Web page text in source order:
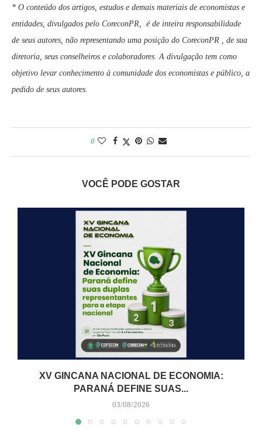
* O conteúdo dos artigos, estudos e demais materiais de economistas e
entidades, divulgados pelo CoreconPR, é de inteira responsabilidade
de seus autores, não representando uma posição do CoreconPR , de sua
diretoria, seus conselheiros e colaboradores. A divulgação tem como
objetivo levar conhecimento à comunidade dos economistas e público, a
pedido de seus autores.
0
VOCÊ PODE GOSTAR
XV GINCANA NACIONAL DE ECONOMIA:
PARANÁ DEFINE SUAS...
03/08/2026